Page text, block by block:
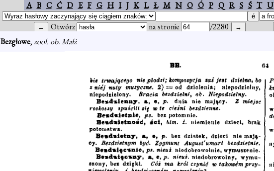
A B C Ć D E F G H I J K L Ł M N O Ó P Q R S Ś T U
Otwórz na stronie /2280
Bezgłowe,zool. ob. Małż